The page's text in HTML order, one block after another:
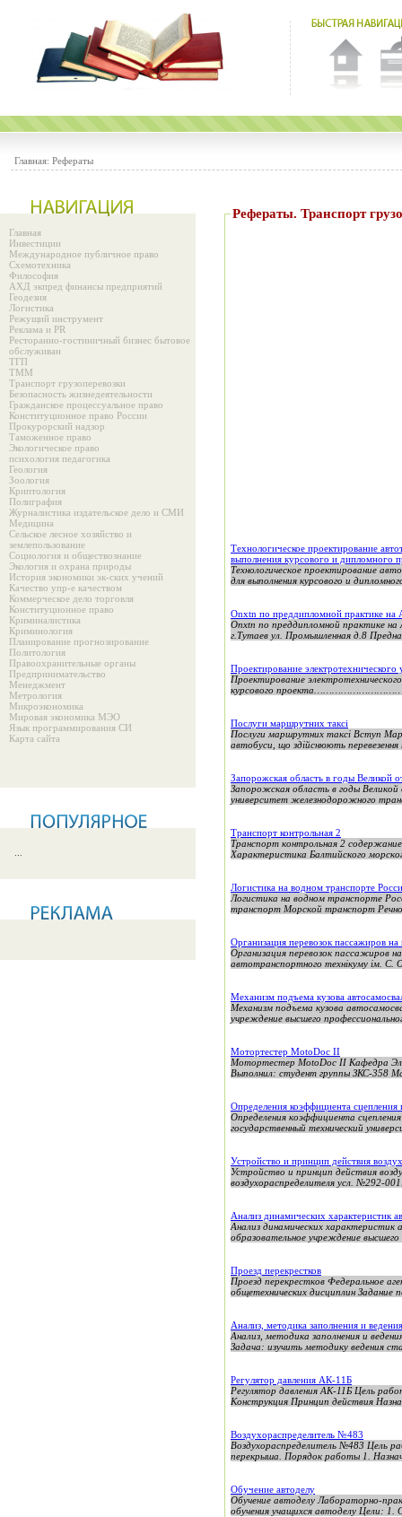
Главная: Рефераты
Главная
Инвестиции
Международное публичное право
Схемотехника
Философия
АХД экпред финансы предприятий
Геодезия
Логистика
Режущий инструмент
Реклама и PR
Ресторанно-гостиничный бизнес бытовое
обслуживан
ТГП
ТММ
Транспорт грузоперевозки
Безопасность жизнедеятельности
Гражданское процессуальное право
Конституционное право России
Прокурорский надзор
Таможенное право
Экологическое право
психология педагогика
Геология
Зоология
Криптология
Полиграфия
Журналистика издательское дело и СМИ
Медицина
Сельское лесное хозяйство и
землепользование
Социология и обществознание
Экология и охрана природы
История экономики эк-ских учений
Качество упр-е качеством
Коммерческое дело торговля
Конституционное право
Криминалистика
Криминология
Планирование прогнозирование
Политология
Правоохранительные органы
Предпринимательство
Менеджмент
Метрология
Микроэкономика
Мировая экономика МЭО
Язык программирования СИ
Карта сайта
Рефераты. Транспорт
Технологическое проектирование
выполнения курсового и дипломного
Технологическое проектирование
для выполнения курсового и
Оnxtn по преддипломной практике на
Оnxtn по преддипломной практике
г.Тутаев ул. Промышленная д.8
Проектирование электротехнического
Проектирование
курсового
Послуги маршрутних таксі
Послуги маршрутних таксі Вступ
автобуси, що здійснюють
Запорожская область в годы Великой
Запорожская область в годы
университет железнодорожного
Транспорт контрольная 2
Транспорт контрольная 2
Характеристика Балтийского
Логистика на водном транспорте
Логистика на водном транспорте
транспорт Морской транспорт
Организация перевозок пассажиров
Организация перевозок пассажиров
автотранспортного технікуму ім.
Механизм подъема кузова
Механизм подъема кузова
учреждение высшего
Мотортестер MotoDoc II
Мотортестер MotoDoc II Кафедра
Выполнил: студент группы ЗКС-358
Определения коэффициента
Определения коэффициента
государственный технический
Устройство и принцип действия
Устройство и принцип действия
воздухораспределителя усл. №292-
Анализ динамических характеристик
Анализ динамических характеристик
образовательное учреждение
Проезд перекрестков
Проезд перекрестков Федеральное
общетехнических дисциплин Задание
Анализ, методика заполнения и
Анализ, методика заполнения и
Задача: изучить методику ведения
Регулятор давления АК-11Б
Регулятор давления АК-11Б Цель
Конструкция Принцип действия
Воздухораспределитель №483
Воздухораспределитель №483 Цель
перекрыша. Порядок работы 1.
Обучение автоделу
Обучение автоделу Лабораторно-
обучения учащихся автоделу Цели: 1.